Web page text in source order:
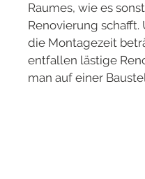
Raumes, wie es
Renovierung schafft.
die Montagezeit
entfallen lästige
man auf einer